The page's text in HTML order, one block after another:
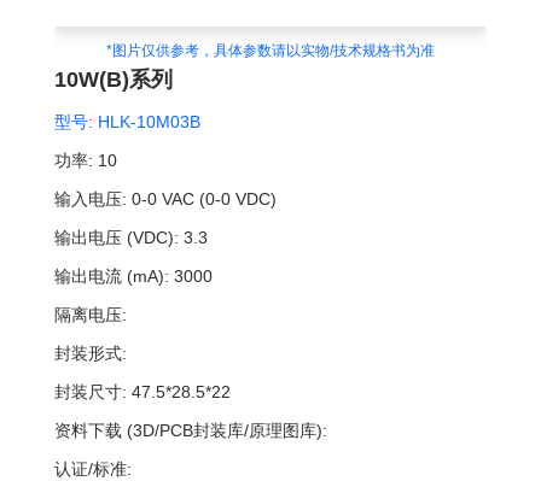
*图片仅供参考，具体参数请以实物/技术规格书为准
10W(B)系列
型号: HLK-10M03B
功率: 10
输入电压: 0-0 VAC (0-0 VDC)
输出电压 (VDC): 3.3
输出电流 (mA): 3000
隔离电压:
封装形式:
封装尺寸: 47.5*28.5*22
资料下载 (3D/PCB封装库/原理图库):
认证/标准: